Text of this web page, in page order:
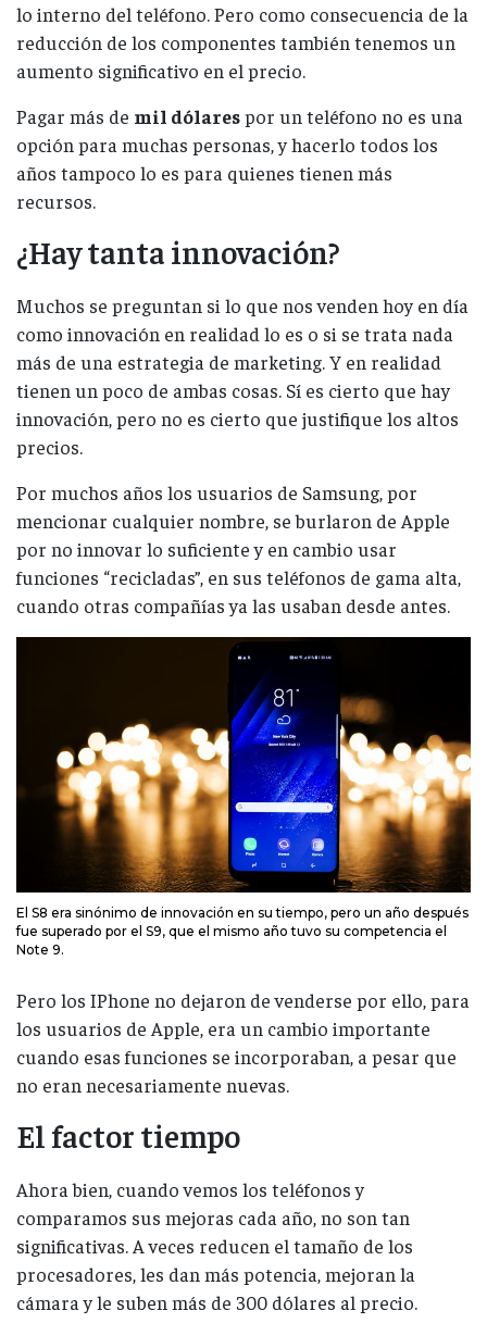
lo interno del teléfono. Pero como consecuencia de la
reducción de los componentes también tenemos un
aumento significativo en el precio.
Pagar más de mil dólarespor un teléfono no es una
opción para muchas personas, y hacerlo todos los
años tampoco lo es para quienes tienen más
recursos.
¿Hay tanta innovación?
Muchos se preguntan si lo que nos venden hoy en día
como innovación en realidad lo es o si se trata nada
más de una estrategia de marketing. Y en realidad
tienen un poco de ambas cosas. Sí es cierto que hay
innovación, pero no es cierto que justifique los altos
precios.
Por muchos años los usuarios de Samsung, por
mencionar cualquier nombre, se burlaron de Apple
por no innovar lo suficiente y en cambio usar
funciones “recicladas”, en sus teléfonos de gama alta,
cuando otras compañías ya las usaban desde antes.
El S8 era sinónimo de innovación en su tiempo, pero un año después
fue superado por el S9, que el mismo año tuvo su competencia el
Note 9.
Pero los IPhone no dejaron de venderse por ello, para
los usuarios de Apple, era un cambio importante
cuando esas funciones se incorporaban, a pesar que
no eran necesariamente nuevas.
El factor tiempo
Ahora bien, cuando vemos los teléfonos y
comparamos sus mejoras cada año, no son tan
significativas. A veces reducen el tamaño de los
procesadores, les dan más potencia, mejoran la
cámara y le suben más de 300 dólares al precio.